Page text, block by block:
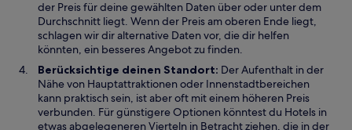
der Preis für deine gewählten Daten über oder unter dem
Durchschnitt liegt. Wenn der Preis am oberen Ende liegt,
schlagen wir dir alternative Daten vor, die dir helfen
könnten, ein besseres Angebot zu finden.
Berücksichtige deinen Standort: Der Aufenthalt in der
Nähe von Hauptattraktionen oder Innenstadtbereichen
kann praktisch sein, ist aber oft mit einem höheren Preis
verbunden. Für günstigere Optionen könntest du Hotels in
etwas abgelegeneren Vierteln in Betracht ziehen, die in der